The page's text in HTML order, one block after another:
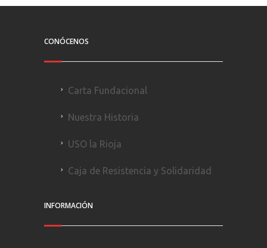
CONÓCENOS
Carta Fundacional
Nuestra Historia
USO la Rioja
Caja de Resistencia y Solidaridad
INFORMACIÓN